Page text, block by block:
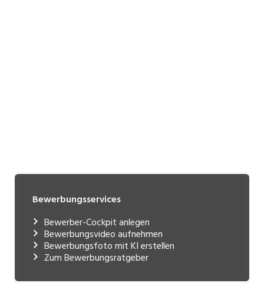
Bewerbungsservices
Bewerber-Cockpit anlegen
Bewerbungsvideo aufnehmen
Bewerbungsfoto mit KI erstellen
Zum Bewerbungsratgeber